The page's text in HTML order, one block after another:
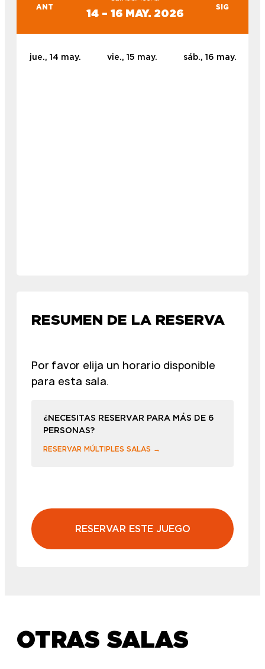
ANT 14 – 16 MAY. 2026 SIG
jue., 14 may. vie., 15 may. sáb., 16 may.
RESUMEN DE LA RESERVA
Por favor elija un horario disponible
para esta sala.
¿NECESITAS RESERVAR PARA MÁS DE 6
PERSONAS?
RESERVAR MÚLTIPLES SALAS →
RESERVAR ESTE JUEGO
OTRAS SALAS